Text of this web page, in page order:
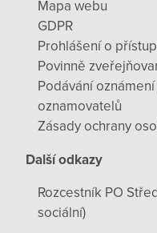
Mapa webu
GDPR
Prohlášení o
Povinně
Podávání
oznamovatelů
Zásady ochrany
Další odkazy
Rozcestník PO
sociální)